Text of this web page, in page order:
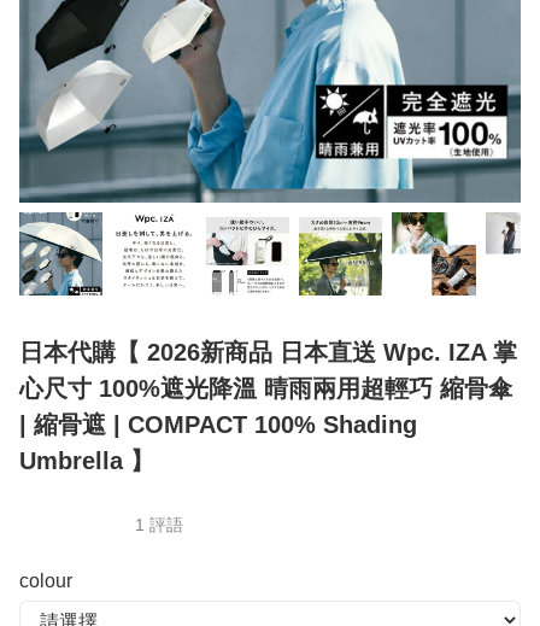
日本代購【 2026新商品 日本直送 Wpc. IZA 掌
心尺寸 100%遮光降溫 晴雨兩用超輕巧 縮骨傘
| 縮骨遮 | COMPACT 100% Shading
Umbrella 】
1 評語
colour